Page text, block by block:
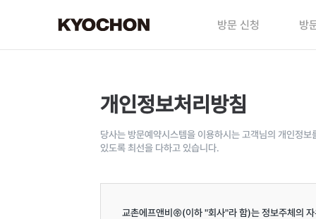
방문 신청 방
개인정보처리방침
당사는 방문예약시스템을 이용하시는 고객님의 개인정
있도록 최선을 다하고 있습니다.
교촌에프앤비㈜(이하 "회사"라 함)는 정보주체의